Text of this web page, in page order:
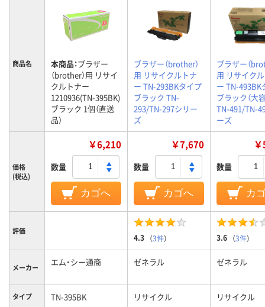
商品名 本商品：ブラザー
（brother）用 リサイ
クルトナー
1210936(TN-395BK)
ブラック 1個（直送
品）
ブラザー（brother）
用 リサイクルトナ
ー TN-293BKタイプ
ブラック TN-
293/TN-297シリー
ズ
ブラザー（
用 リサイク
ー TN-493BK
ブラック（大
TN-491/TN-
ーズ
価格
(税込)
￥6,210
数量
カゴへ
￥7,670
数量
カゴへ
数量
カ
評価
4.3 （3件） 3.6 （3件）
メーカー エム・シー通商 ゼネラル ゼネラル
タイプ TN-395BK リサイクル リサイクル